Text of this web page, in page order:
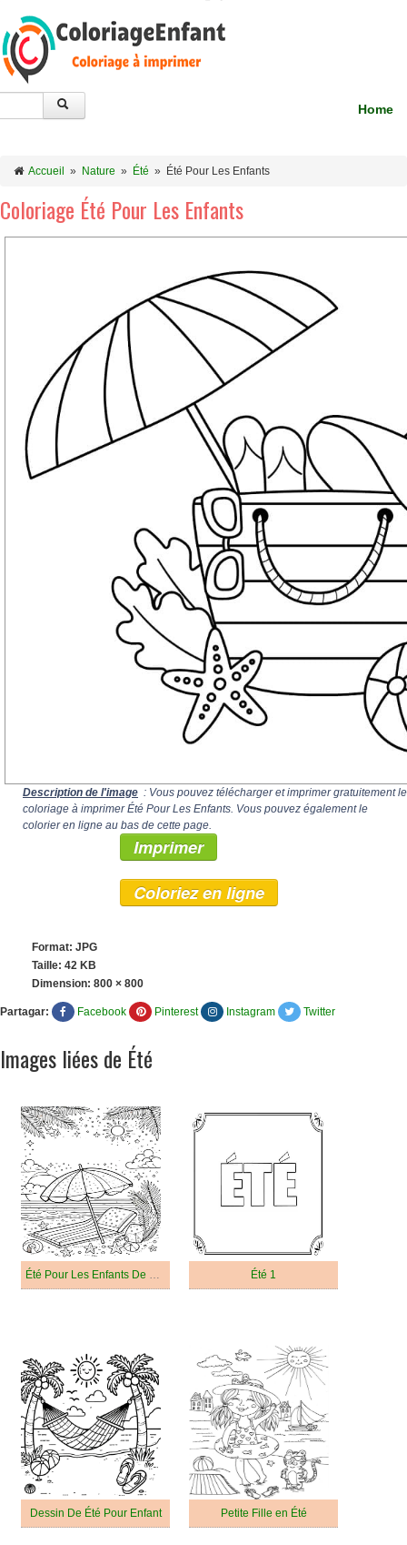
Home
Accueil » Nature » Été » Été Pour Les Enfants
Coloriage Été Pour Les Enfants
Description de l'image : Vous pouvez télécharger et imprimer gratuitement le
coloriage à imprimer Été Pour Les Enfants. Vous pouvez également le
colorier en ligne au bas de cette page.
Imprimer
Coloriez en ligne
Format: JPG
Taille: 42 KB
Dimension: 800 × 800
Partagar: Facebook Pinterest Instagram Twitter
Images liées de Été
Été Pour Les Enfants De 3 An Été 1
Dessin De Été Pour Enfant Petite Fille en Été